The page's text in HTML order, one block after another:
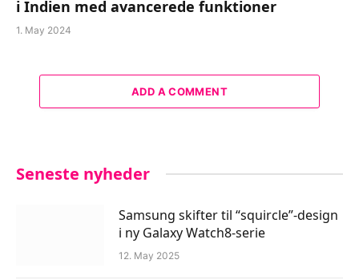
i Indien med avancerede funktioner
1. May 2024
ADD A COMMENT
Seneste nyheder
Samsung skifter til “squircle”-design
i ny Galaxy Watch8-serie
12. May 2025